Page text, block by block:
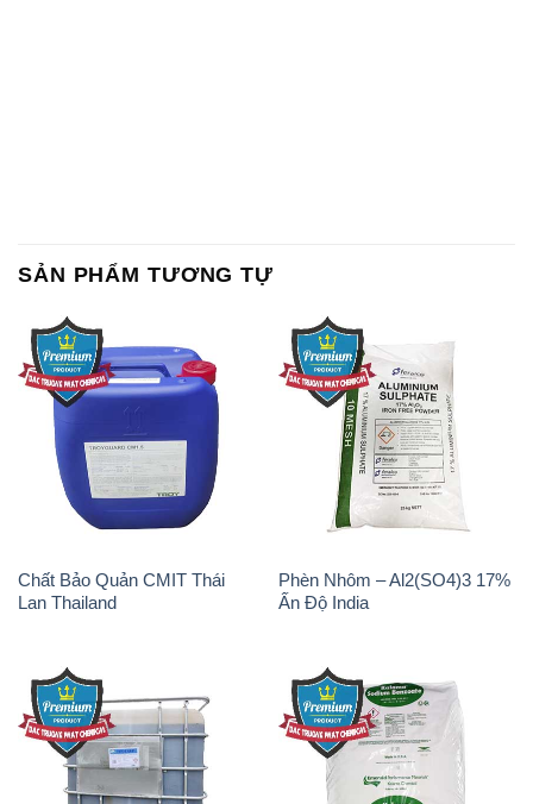
SẢN PHẨM TƯƠNG TỰ
Chất Bảo Quản CMIT Thái
Lan Thailand
Phèn Nhôm – Al2(SO4)3 17%
Ấn Độ India